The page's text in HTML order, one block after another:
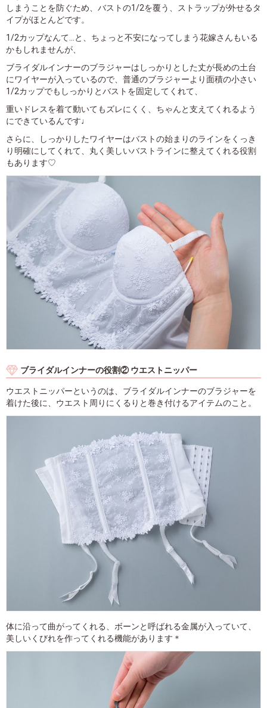
しまうことを防ぐため、バストの1/2を覆う、ストラップが外せるタ
イプがほとんどです。
1/2カップなんて...と、ちょっと不安になってしまう花嫁さんもいる
かもしれませんが、
ブライダルインナーのブラジャーはしっかりとした丈が長めの土台
にワイヤーが入っているので、普通のブラジャーより面積の小さい
1/2カップでもしっかりとバストを固定してくれて、
重いドレスを着て動いてもズレにくく、ちゃんと支えてくれるよう
にできているんです♩
さらに、しっかりしたワイヤーはバストの始まりのラインをくっき
り明確にしてくれて、丸く美しいバストラインに整えてくれる役割
もあります♡
ブライダルインナーの役割② ウエストニッパー
ウエストニッパーというのは、ブライダルインナーのブラジャーを
着けた後に、ウエスト周りにくるりと巻き付けるアイテムのこと。
体に沿って曲がってくれる、ボーンと呼ばれる金属が入っていて、
美しいくびれを作ってくれる機能があります＊